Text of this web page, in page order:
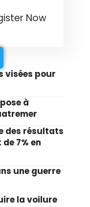
Now
visées pour
à
des résultats
7% en
une guerre
la voilure